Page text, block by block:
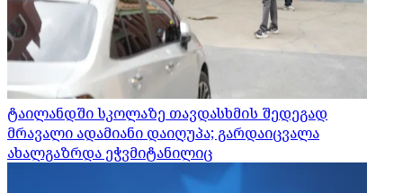
ტაილანდში სკოლაზე თავდასხმის შედეგად
მრავალი ადამიანი დაიღუპა; გარდაიცვალა
ახალგაზრდა ეჭვმიტანილიც